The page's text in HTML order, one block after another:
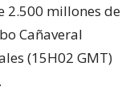
2.500 millones de
Cañaveral
(15H02 GMT)